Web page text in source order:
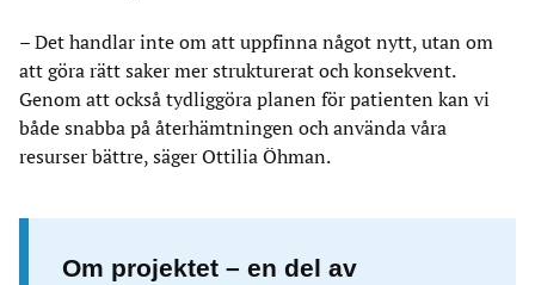
– Det handlar inte om att uppfinna något nytt, utan om
att göra rätt saker mer strukturerat och konsekvent.
Genom att också tydliggöra planen för patienten kan vi
både snabba på återhämtningen och använda våra
resurser bättre, säger Ottilia Öhman.
Om projektet – en del av